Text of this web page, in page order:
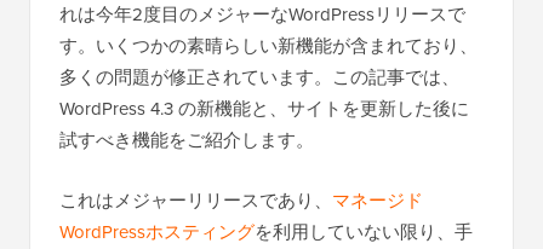
れは今年2度目のメジャーなWordPressリリースで
す。いくつかの素晴らしい新機能が含まれており、
多くの問題が修正されています。この記事では、
WordPress 4.3 の新機能と、サイトを更新した後に
試すべき機能をご紹介します。
これはメジャーリリースであり、 マネージド
WordPressホスティングを利用していない限り、手